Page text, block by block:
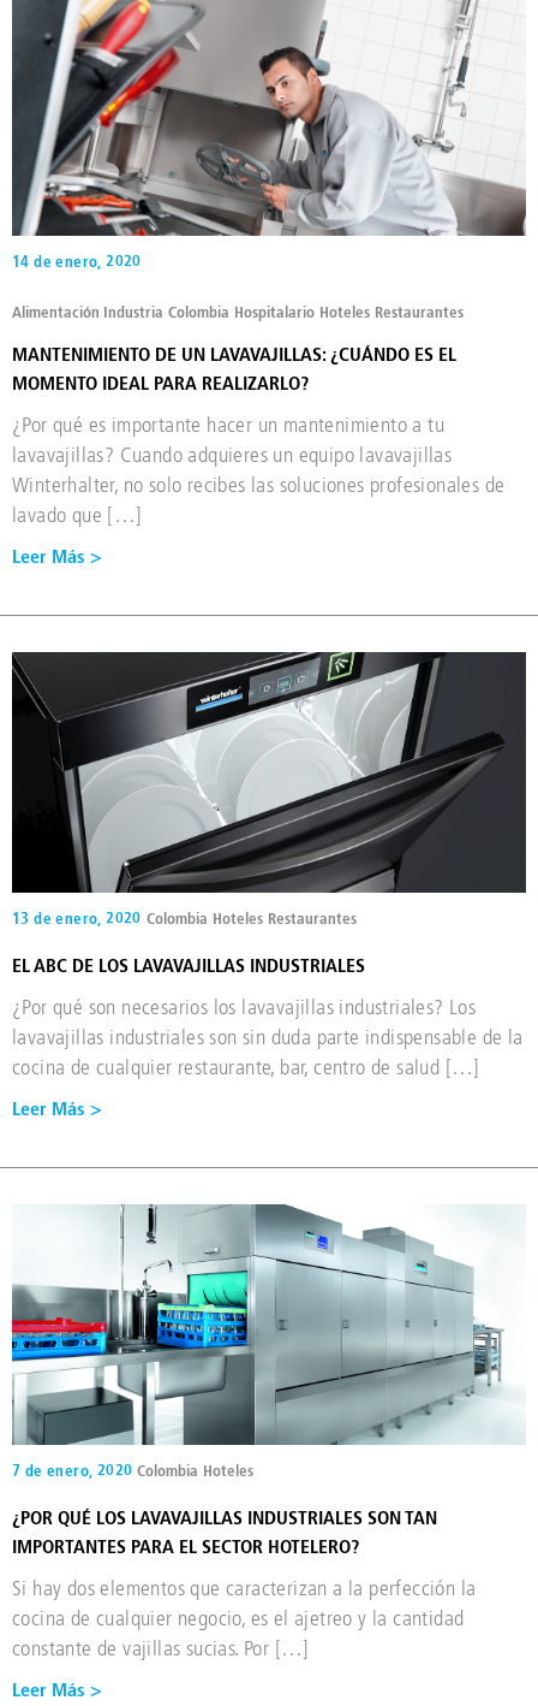
14 de enero, 2020
Alimentación Industria Colombia Hospitalario Hoteles Restaurantes
MANTENIMIENTO DE UN LAVAVAJILLAS: ¿CUÁNDO ES EL
MOMENTO IDEAL PARA REALIZARLO?
¿Por qué es importante hacer un mantenimiento a tu
lavavajillas? Cuando adquieres un equipo lavavajillas
Winterhalter, no solo recibes las soluciones profesionales de
lavado que […]
Leer Más >
13 de enero, 2020 Colombia Hoteles Restaurantes
EL ABC DE LOS LAVAVAJILLAS INDUSTRIALES
¿Por qué son necesarios los lavavajillas industriales? Los
lavavajillas industriales son sin duda parte indispensable de la
cocina de cualquier restaurante, bar, centro de salud […]
Leer Más >
7 de enero, 2020 Colombia Hoteles
¿POR QUÉ LOS LAVAVAJILLAS INDUSTRIALES SON TAN
IMPORTANTES PARA EL SECTOR HOTELERO?
Si hay dos elementos que caracterizan a la perfección la
cocina de cualquier negocio, es el ajetreo y la cantidad
constante de vajillas sucias. Por […]
Leer Más >